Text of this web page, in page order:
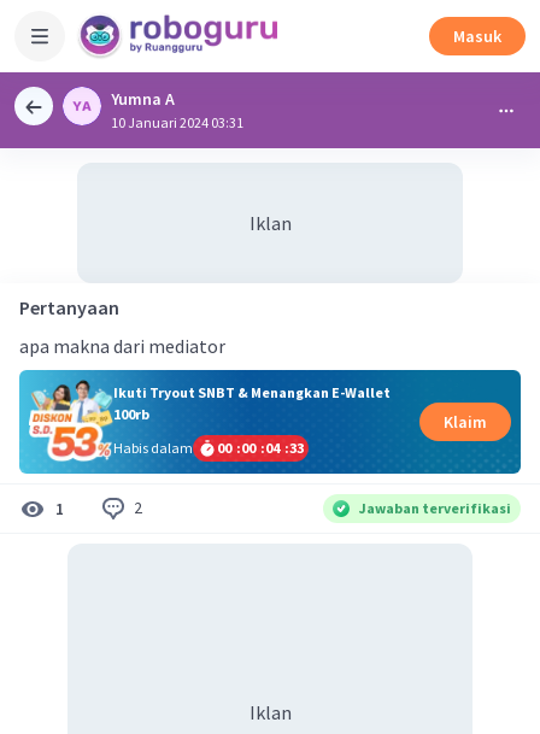
Masuk
Yumna A
10 Januari 2024 03:31
Iklan
Pertanyaan
apa makna dari mediator
Ikuti Tryout SNBT & Menangkan E-Wallet
100rb
Habis dalam
00 :00 :04 :32
Klaim
1 2 Jawaban terverifikasi
Iklan